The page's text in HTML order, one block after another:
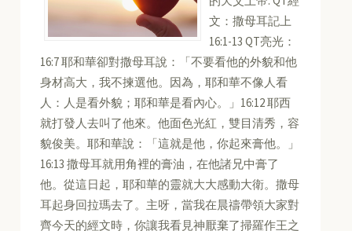
文：撒母耳記上
16:1-13 QT亮光：
16:7 耶和華卻對撒母耳說：「不要看他的外貌和他
身材高大，我不揀選他。因為，耶和華不像人看
人：人是看外貌；耶和華是看內心。」16:12 耶西
就打發人去叫了他來。他面色光紅，雙目清秀，容
貌俊美。耶和華說：「這就是他，你起來膏他。」
16:13 撒母耳就用角裡的膏油，在他諸兄中膏了
他。從這日起，耶和華的靈就大大感動大衛。撒母
耳起身回拉瑪去了。主呀，當我在晨禱帶領大家對
齊今天的經文時，你讓我看見神厭棄了掃羅作王之